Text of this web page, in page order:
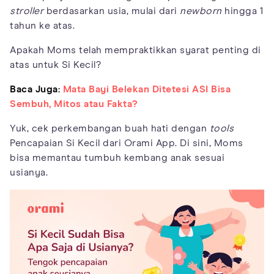
strollerberdasarkan usia, mulai dari newborn hingga 1
tahun ke atas.
Apakah Moms telah mempraktikkan syarat penting di
atas untuk Si Kecil?
Baca Juga: Mata Bayi Belekan Ditetesi ASI Bisa
Sembuh, Mitos atau Fakta?
Yuk, cek perkembangan buah hati dengan tools
Pencapaian Si Kecil dari Orami App. Di sini, Moms
bisa memantau tumbuh kembang anak sesuai
usianya.